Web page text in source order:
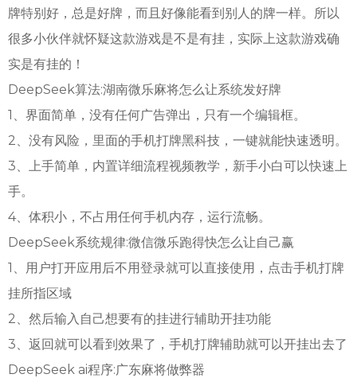
牌特别好，总是好牌，而且好像能看到别人的牌一样。所以
很多小伙伴就怀疑这款游戏是不是有挂，实际上这款游戏确
实是有挂的！
DeepSeek算法:湖南微乐麻将怎么让系统发好牌
1、界面简单，没有任何广告弹出，只有一个编辑框。
2、没有风险，里面的手机打牌黑科技，一键就能快速透明。
3、上手简单，内置详细流程视频教学，新手小白可以快速上
手。
4、体积小，不占用任何手机内存，运行流畅。
DeepSeek系统规律:微信微乐跑得快怎么让自己赢
1、用户打开应用后不用登录就可以直接使用，点击手机打牌
挂所指区域
2、然后输入自己想要有的挂进行辅助开挂功能
3、返回就可以看到效果了，手机打牌辅助就可以开挂出去了
DeepSeek ai程序:广东麻将做弊器